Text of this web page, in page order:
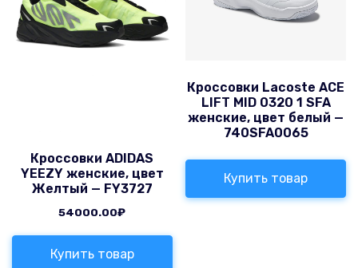
Кроссовки ADIDAS
YEEZY женские, цвет
Желтый — FY3727
54000.00₽
Купить товар
Кроссовки Lacoste ACE
LIFT MID 0320 1 SFA
женские, цвет белый —
740SFA0065
Купить товар